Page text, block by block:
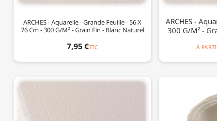
ARCHES - Aquarelle - Grande Feuille - 56 X
76 Cm - 300 G/m² - Grain Fin - Blanc Naturel
7,95 €TTC
ARCHES -
300 G/m² -
À